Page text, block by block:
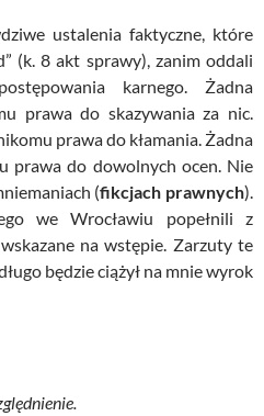
ustalenia faktyczne, które
(k. 8 akt sprawy), zanim oddali
karnego. Żadna
prawa do skazywania za nic.
prawa do kłamania. Żadna
prawa do dowolnych ocen. Nie
(fikcjach prawnych).
we Wrocławiu popełnili z
na wstępie. Zarzuty te
będzie ciążył na mnie wyrok